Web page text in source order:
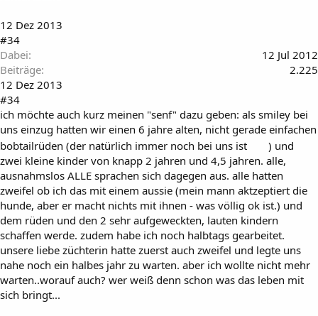
12 Dez 2013
#34
Dabei
12 Jul 2012
Beiträge
2.225
12 Dez 2013
#34
ich möchte auch kurz meinen "senf" dazu geben: als smiley bei
uns einzug hatten wir einen 6 jahre alten, nicht gerade einfachen
bobtailrüden (der natürlich immer noch bei uns ist
) und
zwei kleine kinder von knapp 2 jahren und 4,5 jahren. alle,
ausnahmslos ALLE sprachen sich dagegen aus. alle hatten
zweifel ob ich das mit einem aussie (mein mann aktzeptiert die
hunde, aber er macht nichts mit ihnen - was völlig ok ist.) und
dem rüden und den 2 sehr aufgeweckten, lauten kindern
schaffen werde. zudem habe ich noch halbtags gearbeitet.
unsere liebe züchterin hatte zuerst auch zweifel und legte uns
nahe noch ein halbes jahr zu warten. aber ich wollte nicht mehr
warten..worauf auch? wer weiß denn schon was das leben mit
sich bringt...